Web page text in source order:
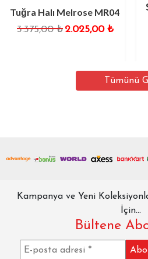
Halı Melrose MR04
3.375,00₺2.025,00₺
Tümünü
Kampanya ve Yeni
İçin...
Bültene